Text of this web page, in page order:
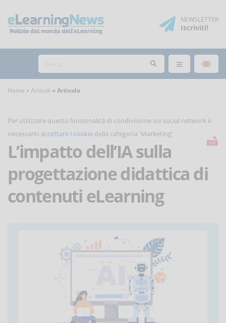
NEWSLETTER
Iscriviti!
Home Articoli Articolo
Per utilizzare questa funzionalità di condivisione sui social network è
necessario accettare i cookie della categoria 'Marketing'
L’impatto dell’IA sulla
progettazione didattica di
contenuti eLearning